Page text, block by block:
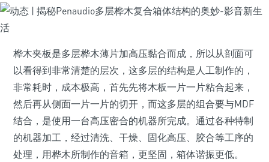
桦木夹板是多层桦木薄片加高压黏合而成，所以从剖面可
以看得到非常清楚的层次，这多层的结构是人工制作的，
非常耗时，成本极高，首先先将木板一片一片粘合起来，
然后再从侧面一片一片的切开，而这多层的组合要与MDF
结合，是使用一台高压密合的机器所完成。通过各种特制
的机器加工，经过清洗、干燥、固化高压、胶合等工序的
处理，用桦木所制作的音箱，更坚固，箱体谐振更低。